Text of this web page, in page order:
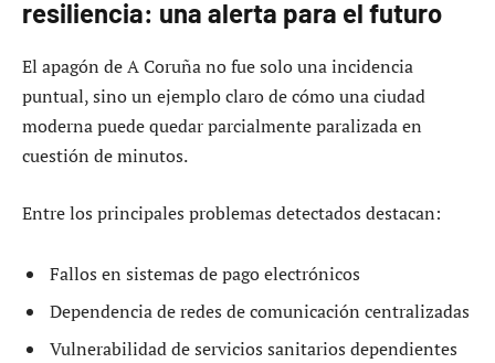
resiliencia: una alerta para el futuro
El apagón de A Coruña no fue solo una incidencia
puntual, sino un ejemplo claro de cómo una ciudad
moderna puede quedar parcialmente paralizada en
cuestión de minutos.
Entre los principales problemas detectados destacan:
Fallos en sistemas de pago electrónicos
Dependencia de redes de comunicación centralizadas
Vulnerabilidad de servicios sanitarios dependientes